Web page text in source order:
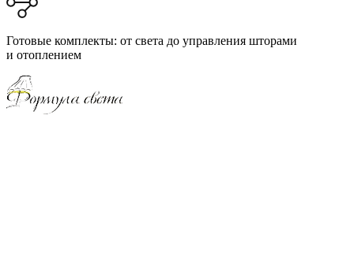
Готовые комплекты: от света до управления шторами
и отоплением